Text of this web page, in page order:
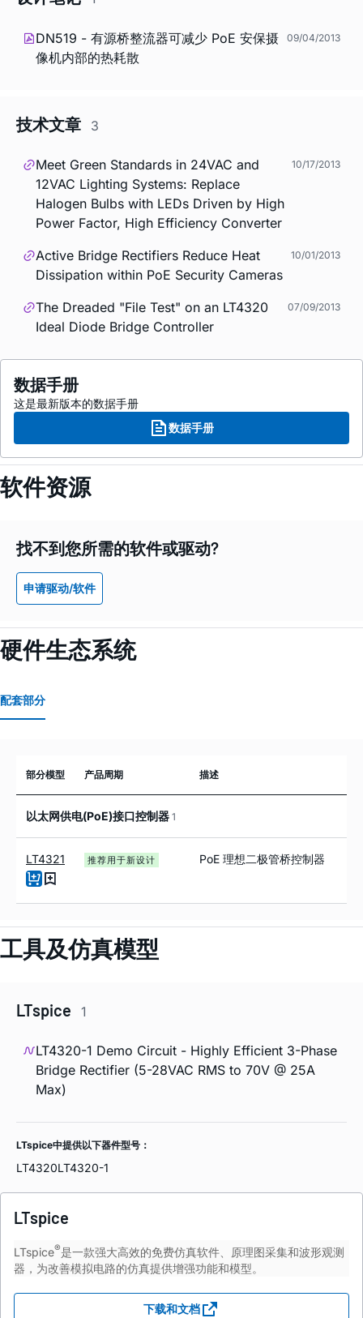
DN519 - 有源桥整流器可减少 PoE 安保摄
像机内部的热耗散
09/04/2013
技术文章 3
Meet Green Standards in 24VAC and
12VAC Lighting Systems: Replace
Halogen Bulbs with LEDs Driven by High
Power Factor, High Efficiency Converter
10/17/2013
Active Bridge Rectifiers Reduce Heat
Dissipation within PoE Security Cameras
10/01/2013
The Dreaded "File Test" on an LT4320
Ideal Diode Bridge Controller
07/09/2013
数据手册
这是最新版本的数据手册
数据手册
软件资源
找不到您所需的软件或驱动?
申请驱动/软件
硬件生态系统
配套部分
部分模型 产品周期 描述
以太网供电(PoE)接口控制器 1
LT4321 推荐用于新设计 PoE 理想二极管桥控制器
工具及仿真模型
LTspice 1
LT4320-1 Demo Circuit - Highly Efficient 3-Phase
Bridge Rectifier (5-28VAC RMS to 70V @ 25A
Max)
LTspice中提供以下器件型号：
LT4320LT4320-1
LTspice
LTspice®是一款强大高效的免费仿真软件、原理图采集和波形观测
器，为改善模拟电路的仿真提供增强功能和模型。
下载和文档